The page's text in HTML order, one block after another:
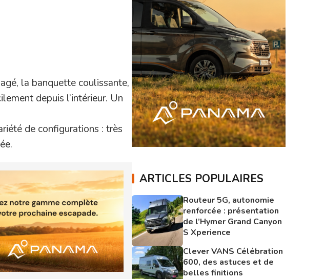
la banquette coulissante,
depuis l’intérieur. Un
de configurations : très
ARTICLES POPULAIRES
Routeur 5G, autonomie
renforcée : présentation
de l’Hymer Grand Canyon
S Xperience
Clever VANS Célébration
600, des astuces et de
belles finitions